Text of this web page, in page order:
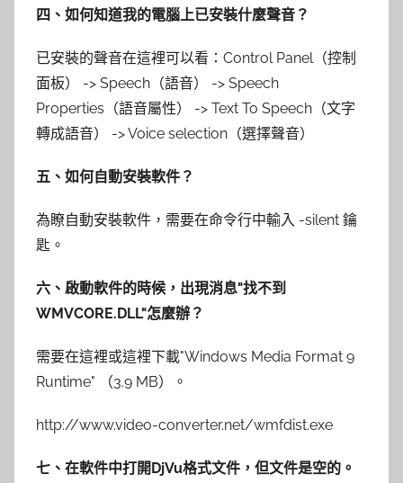
四、如何知道我的電腦上已安裝什麼聲音？
已安裝的聲音在這裡可以看：Control Panel（控制
面板） -> Speech（語音） -> Speech
Properties（語音屬性） -> Text To Speech（文字
轉成語音） -> Voice selection（選擇聲音）
五、如何自動安裝軟件？
為瞭自動安裝軟件，需要在命令行中輸入 -silent 鑰
匙。
六、啟動軟件的時候，出現消息"找不到
WMVCORE.DLL"怎麼辦？
需要在這裡或這裡下載"Windows Media Format 9
Runtime" （3.9 MB）。
http://www.video-converter.net/wmfdist.exe
七、在軟件中打開DjVu格式文件，但文件是空的。